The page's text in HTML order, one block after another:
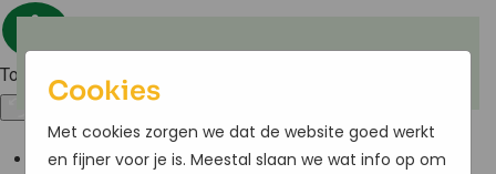
Toegankelijkheid
Kleuren omkeren
Cookies
Met cookies zorgen we dat de website goed werkt
en fijner voor je is. Meestal slaan we wat info op om